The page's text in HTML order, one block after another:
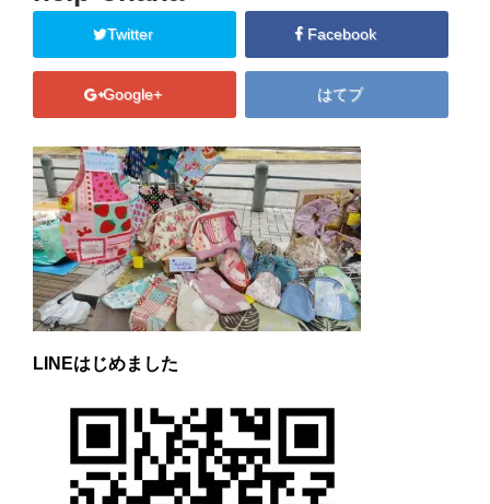
OHANAの活動
カウンセリングとトラウマ回復プログラム
ソーシャルワーク研究会
週末緊急シェルター
あなた自身を大切にするために
ご支援のお願い
ブログ
コンタクト
Close
Twitter Facebook
Google+ はてブ
LINEはじめました